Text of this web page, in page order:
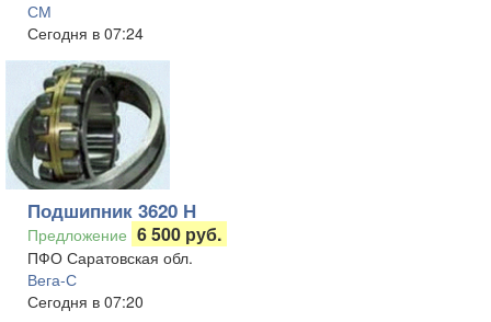
СМ
Сегодня в 07:24
Подшипник 3620 Н
Предложение 6 500 руб.
ПФО Саратовская обл.
Вега-С
Сегодня в 07:20